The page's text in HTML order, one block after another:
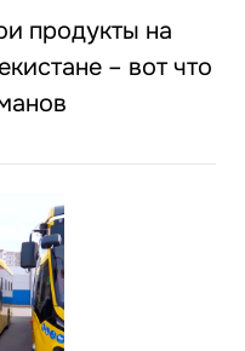
продукты на
– вот что